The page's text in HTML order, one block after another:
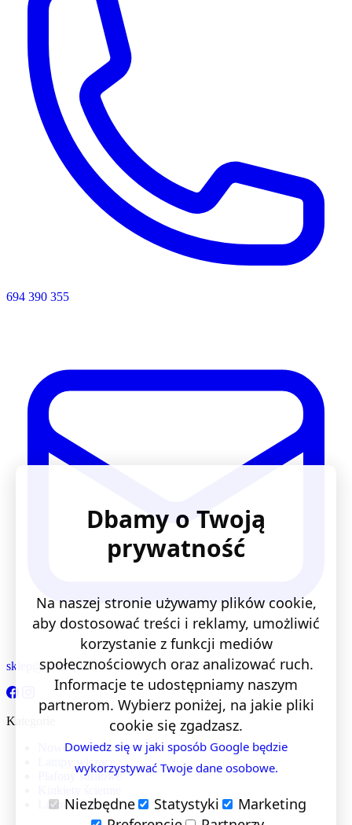
694 390 355
sklep@lentis.pl
Kategorie
Nowości
Lampy wiszące
Plafony sufitowe
Lustra LED
Dbamy o Twoją
prywatność
Na naszej stronie używamy plików cookie,
aby dostosować treści i reklamy, umożliwić
korzystanie z funkcji mediów
społecznościowych oraz analizować ruch.
Informacje te udostępniamy naszym
partnerom. Wybierz poniżej, na jakie pliki
cookie się zgadzasz.
Dowiedz się w jaki sposób Google będzie
wykorzystywać Twoje dane osobowe.
Niezbędne Statystyki
Marketing